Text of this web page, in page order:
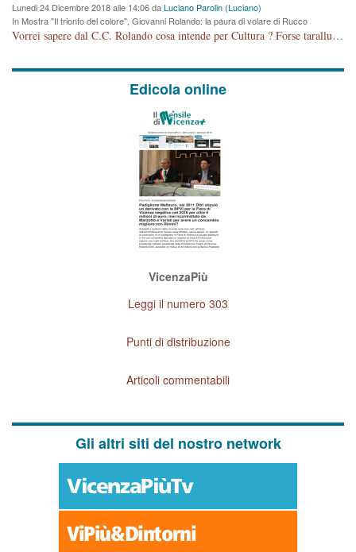
Lunedi 24 Dicembre 2018 alle 14:06 daLuciano Parolin (Luciano)
In Mostra "Il trionfo del colore", Giovanni Rolando: la paura di volare di Rucco
Vorrei sapere dal C.C. Rolando cosa intende per Cultura ? Forse tarallucci, vino e sagre, o spaghetti tricolori del PD ? Il continuo (s)parlare della mostra a Palazzo Chiericati caro consigliere DANNEGGIA FORTEMENTE l'immagine della città TUTTA e fa deviare i consensi che in RUSSIA (badi bene ex U.R.S.S.) sono ECCELLENTI. A livello artistico l'evento è di alta Valenza culturale, COMPITO di Tutta la Cittadinanza fare il possibile per propagandare l'iniziativa senza farne UN CASO PARTITICO come fa Lei da sempre. Meno Gazebo + Partecipazione! E così sia. Amen.
Edicola online
VicenzaPiù
Leggi il numero 303
Punti di distribuzione
Articoli commentabili
Gli altri siti del nostro network